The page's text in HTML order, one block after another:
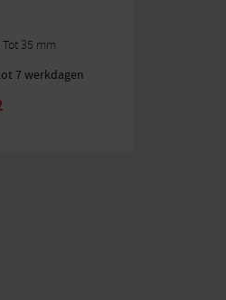
35 mm
7 werkdagen